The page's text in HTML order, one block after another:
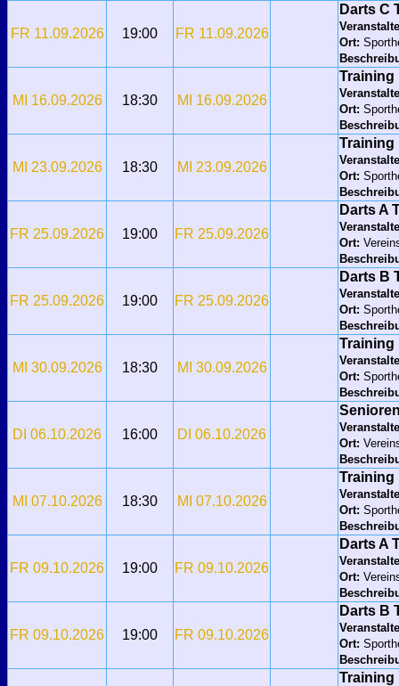
FR 11.09.2026 19:00 FR 11.09.2026
Darts C
Ort:
MI 16.09.2026 18:30 MI 16.09.2026
Training
Ort:
MI 23.09.2026 18:30 MI 23.09.2026
Training
Ort:
FR 25.09.2026 19:00 FR 25.09.2026
Darts A
Ort:
FR 25.09.2026 19:00 FR 25.09.2026
Darts B
Ort:
MI 30.09.2026 18:30 MI 30.09.2026
Training
Ort:
DI 06.10.2026 16:00 DI 06.10.2026
Ort:
MI 07.10.2026 18:30 MI 07.10.2026
Training
Ort:
FR 09.10.2026 19:00 FR 09.10.2026
Darts A
Ort:
FR 09.10.2026 19:00 FR 09.10.2026
Darts B
Ort:
Training